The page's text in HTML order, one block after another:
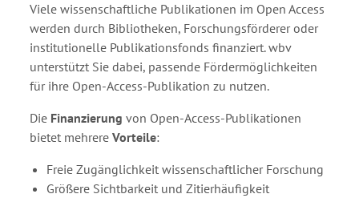
Viele wissenschaftliche Publikationen im Open Access
werden durch Bibliotheken, Forschungsförderer oder
institutionelle Publikationsfonds finanziert. wbv
unterstützt Sie dabei, passende Fördermöglichkeiten
für ihre Open-Access-Publikation zu nutzen.
Die Finanzierung von Open-Access-Publikationen
bietet mehrere Vorteile:
Freie Zugänglichkeit wissenschaftlicher Forschung
Größere Sichtbarkeit und Zitierhäufigkeit